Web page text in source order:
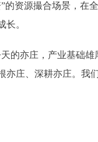
资源撮合场景，
长。
亦庄，产业基础雄
庄、深耕亦庄。